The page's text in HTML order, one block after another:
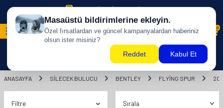
500 TL ÜZERİ KARGO BİZDEN !
0
ANASAYFA SILECEK BULUCU BENTLEY FLYİNG SPUR
Filtre